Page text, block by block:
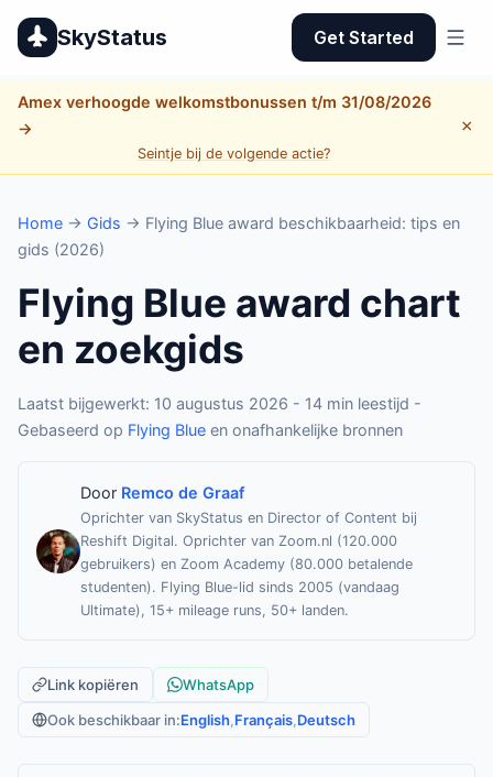
SkyStatus Get Started
Amex verhoogde welkomstbonussen t/m 31/08/2026
→
Seintje bij de volgende actie?
×
Home → Gids → Flying Blue award beschikbaarheid: tips en
gids (2026)
Flying Blue award chart
en zoekgids
Laatst bijgewerkt: 10 augustus 2026 - 14 min leestijd -
Gebaseerd op Flying Blue en onafhankelijke bronnen
Door Remco de Graaf
Oprichter van SkyStatus en Director of Content bij
Reshift Digital. Oprichter van Zoom.nl (120.000
gebruikers) en Zoom Academy (80.000 betalende
studenten). Flying Blue-lid sinds 2005 (vandaag
Ultimate), 15+ mileage runs, 50+ landen.
Link kopiëren
WhatsApp
Ook beschikbaar in:English Français Deutsch